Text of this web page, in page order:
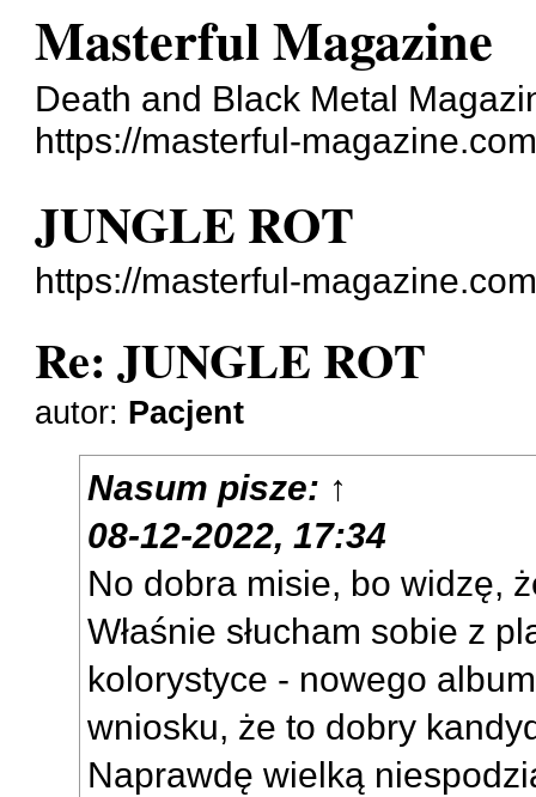
Masterful Magazine
Death and Black Metal
https://masterful-
JUNGLE ROT
https://masterful-
Re: JUNGLE ROT
autor: Pacjent
Nasum pisze: ↑
08-12-2022, 17:34
No dobra misie, bo widzę,
Właśnie słucham sobie z
kolorystyce - nowego
wniosku, że to dobry
Naprawdę wielką